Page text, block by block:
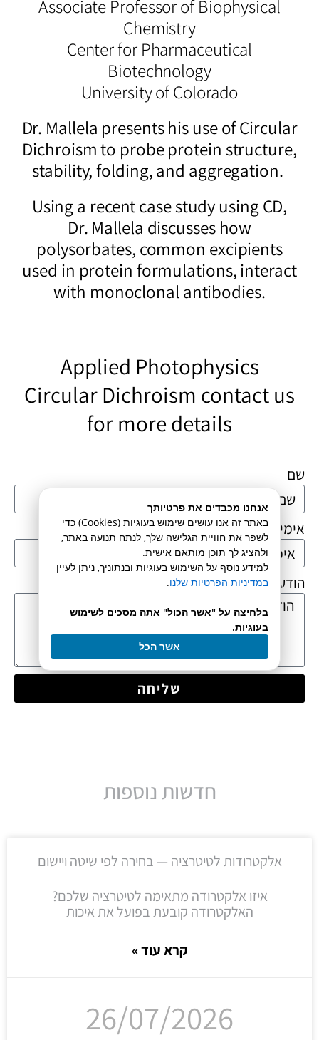
Associate Professor of Biophysical
Chemistry
Center for Pharmaceutical
Biotechnology
University of Colorado
Dr. Mallela presents his use of Circular
Dichroism to probe protein structure,
stability, folding, and aggregation.
Using a recent case study using CD,
Dr. Mallela discusses how
polysorbates, common excipients
used in protein formulations, interact
with monoclonal antibodies.
Applied Photophysics
Circular Dichroism contact us
for more details
שם
אימייל
הודעה
שליחה
חדשות נוספות
אלקטרודות לטיטרציה — בחירה לפי שיטה ויישום
איזו אלקטרודה מתאימה לטיטרציה שלכם?
האלקטרודה קובעת בפועל את איכות
קרא עוד »
26/07/2026
אנחנו מכבדים את פרטיותך
באתר זה אנו עושים שימוש בעוגיות (Cookies) כדי
לשפר את חוויית הגלישה שלך, לנתח תנועה באתר,
ולהציג לך תוכן מותאם אישית.
למידע נוסף על השימוש בעוגיות ובנתוניך, ניתן לעיין
במדיניות הפרטיות שלנו.
בלחיצה על "אשר הכול" אתה מסכים לשימוש
בעוגיות.
אשר הכל